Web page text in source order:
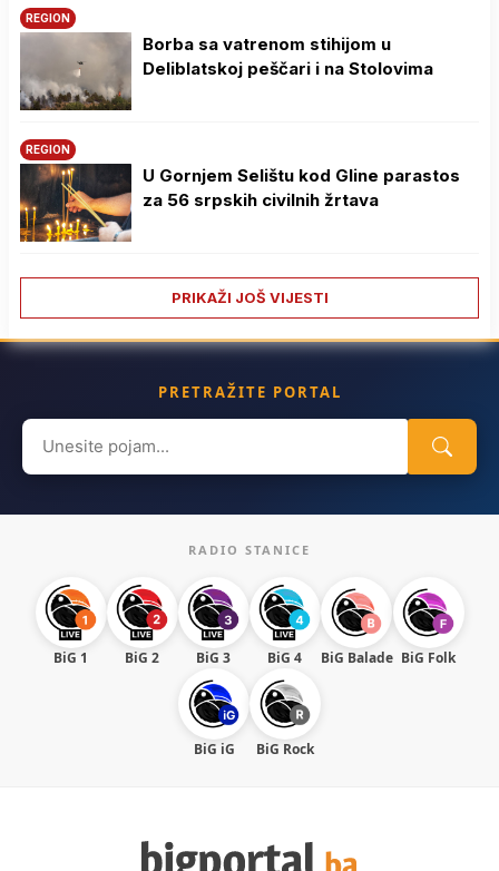
REGION
Borba sa vatrenom stihijom u
Deliblatskoj peščari i na Stolovima
REGION
U Gornjem Selištu kod Gline parastos
za 56 srpskih civilnih žrtava
PRIKAŽI JOŠ VIJESTI
PRETRAŽITE PORTAL
Search
for:
RADIO STANICE
BiG 1 BiG 2 BiG 3 BiG 4 BiG Balade BiG Folk
BiG iG BiG Rock